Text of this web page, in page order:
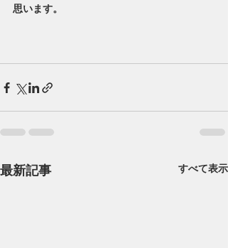
思います。
最新記事 すべて表示